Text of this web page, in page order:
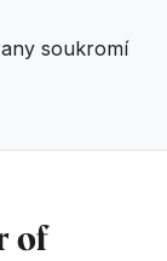
soukromí
of